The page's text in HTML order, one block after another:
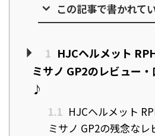
この記事で書かれて
1 HJCヘルメット
ミサノ GP2のレビュー
♪
1.1 HJCヘルメット
ミサノ GP2の残念なレ